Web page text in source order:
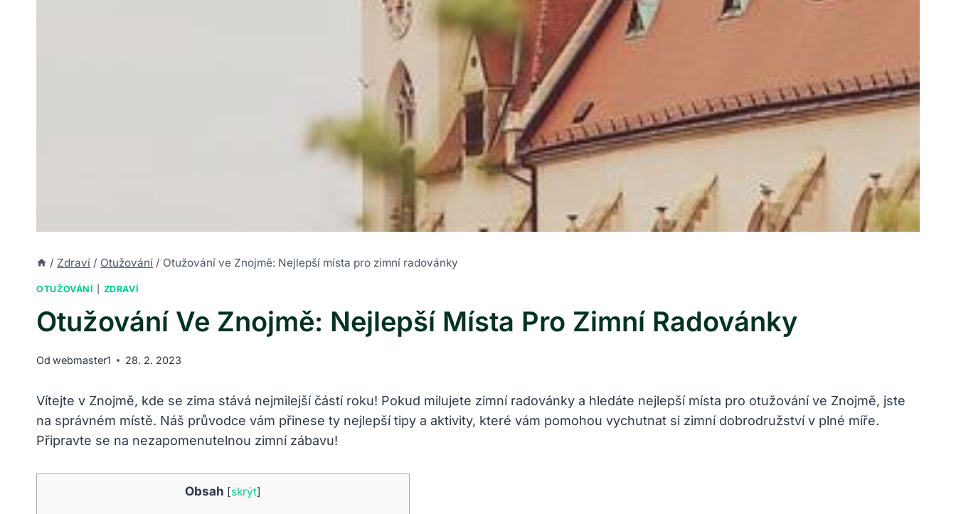
/ Zdraví / Otužování / Otužování ve Znojmě: Nejlepší místa pro zimní radovánky
OTUŽOVÁNÍ ZDRAVÍ
Otužování Ve Znojmě: Nejlepší Místa Pro Zimní Radovánky
Od webmaster1 28. 2. 2023
Vítejte v Znojmě, ⁢kde se zima stává nejmilejší částí roku! Pokud milujete zimní radovánky a hledáte nejlepší místa pro ⁤otužování ve Znojmě, jste
na‍ správném ⁢místě. Náš průvodce vám přinese ty nejlepší tipy a aktivity, které vám pomohou ⁢vychutnat si zimní dobrodružství ⁤v ⁢plné ‌míře.
Připravte se na nezapomenutelnou zimní zábavu!
Obsah [skrýt]